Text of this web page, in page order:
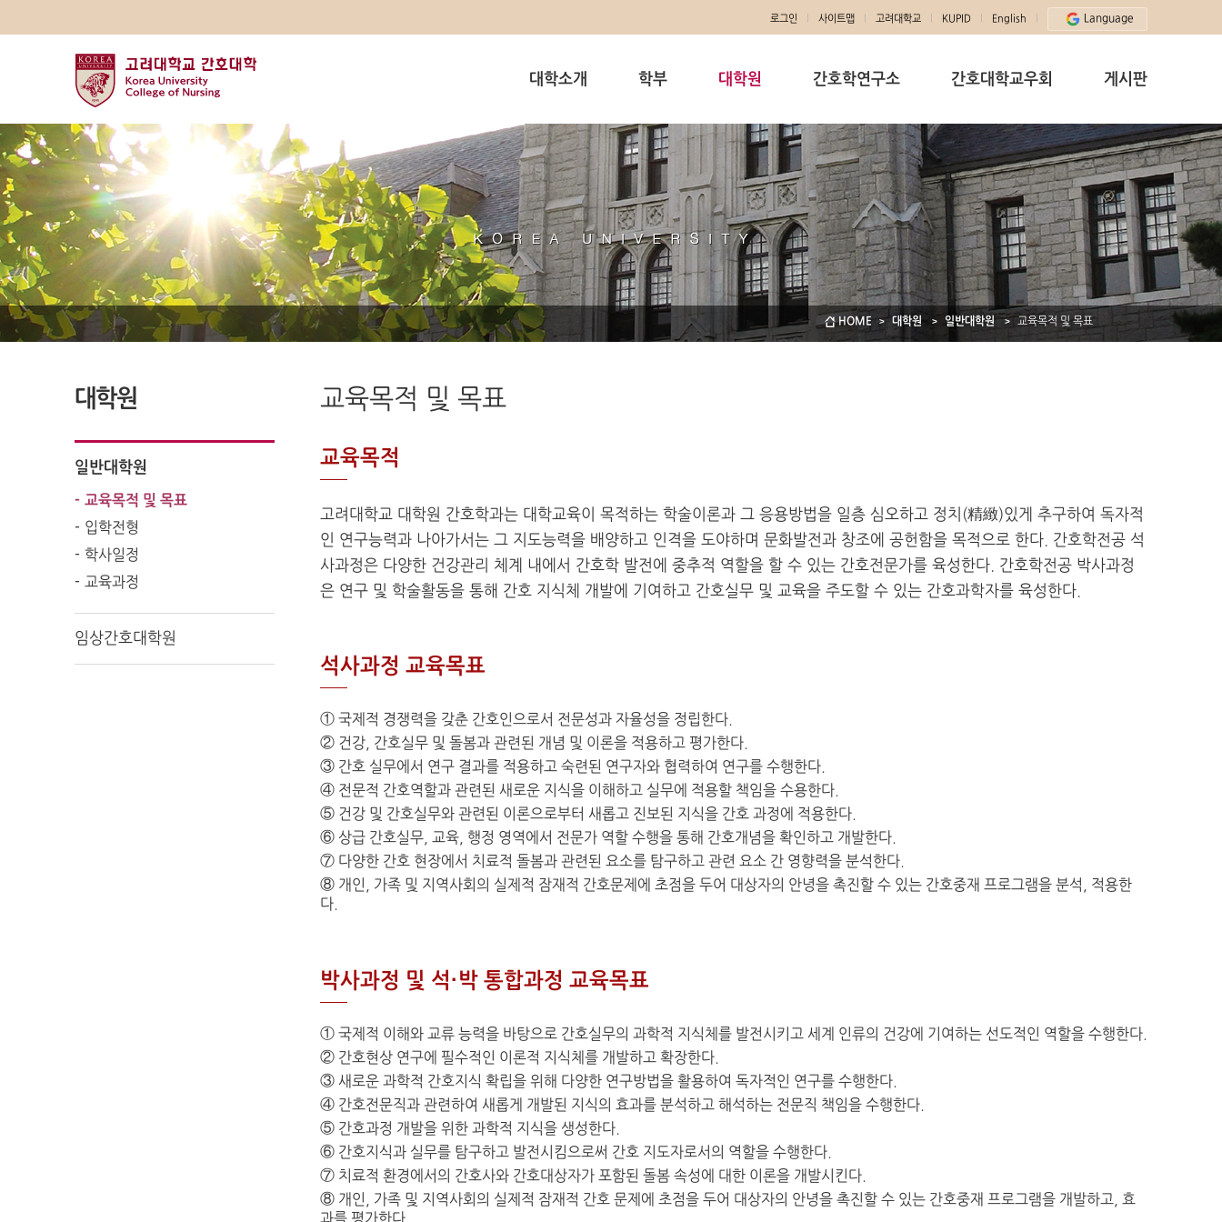
로그인 사이트맵 고려대학교 KUPID English Language
대학소개 학부 대학원 간호학연구소 간호대학교우회 게시판
HOME 대학원 일반대학원 교육목적 및 목표
대학원
일반대학원
교육목적 및 목표
입학전형
학사일정
교육과정
임상간호대학원
교육목적 및 목표
교육목적
고려대학교 대학원 간호학과는 대학교육이 목적하는 학술이론과 그 응용방법을 일층 심오하고 정치(精緻)있게 추구하여 독자적
인 연구능력과 나아가서는 그 지도능력을 배양하고 인격을 도야하며 문화발전과 창조에 공헌함을 목적으로 한다. 간호학전공 석
사과정은 다양한 건강관리 체계 내에서 간호학 발전에 중추적 역할을 할 수 있는 간호전문가를 육성한다. 간호학전공 박사과정
은 연구 및 학술활동을 통해 간호 지식체 개발에 기여하고 간호실무 및 교육을 주도할 수 있는 간호과학자를 육성한다.
석사과정 교육목표
① 국제적 경쟁력을 갖춘 간호인으로서 전문성과 자율성을 정립한다.
② 건강, 간호실무 및 돌봄과 관련된 개념 및 이론을 적용하고 평가한다.
③ 간호 실무에서 연구 결과를 적용하고 숙련된 연구자와 협력하여 연구를 수행한다.
④ 전문적 간호역할과 관련된 새로운 지식을 이해하고 실무에 적용할 책임을 수용한다.
⑤ 건강 및 간호실무와 관련된 이론으로부터 새롭고 진보된 지식을 간호 과정에 적용한다.
⑥ 상급 간호실무, 교육, 행정 영역에서 전문가 역할 수행을 통해 간호개념을 확인하고 개발한다.
⑦ 다양한 간호 현장에서 치료적 돌봄과 관련된 요소를 탐구하고 관련 요소 간 영향력을 분석한다.
⑧ 개인, 가족 및 지역사회의 실제적 잠재적 간호문제에 초점을 두어 대상자의 안녕을 촉진할 수 있는 간호중재 프로그램을 분석, 적용한
다.
박사과정 및 석·박 통합과정 교육목표
① 국제적 이해와 교류 능력을 바탕으로 간호실무의 과학적 지식체를 발전시키고 세계 인류의 건강에 기여하는 선도적인 역할을 수행한다.
② 간호현상 연구에 필수적인 이론적 지식체를 개발하고 확장한다.
③ 새로운 과학적 간호지식 확립을 위해 다양한 연구방법을 활용하여 독자적인 연구를 수행한다.
④ 간호전문직과 관련하여 새롭게 개발된 지식의 효과를 분석하고 해석하는 전문직 책임을 수행한다.
⑤ 간호과정 개발을 위한 과학적 지식을 생성한다.
⑥ 간호지식과 실무를 탐구하고 발전시킴으로써 간호 지도자로서의 역할을 수행한다.
⑦ 치료적 환경에서의 간호사와 간호대상자가 포함된 돌봄 속성에 대한 이론을 개발시킨다.
⑧ 개인, 가족 및 지역사회의 실제적 잠재적 간호 문제에 초점을 두어 대상자의 안녕을 촉진할 수 있는 간호중재 프로그램을 개발하고, 효